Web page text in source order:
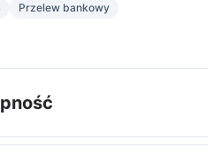
Przelew bankowy